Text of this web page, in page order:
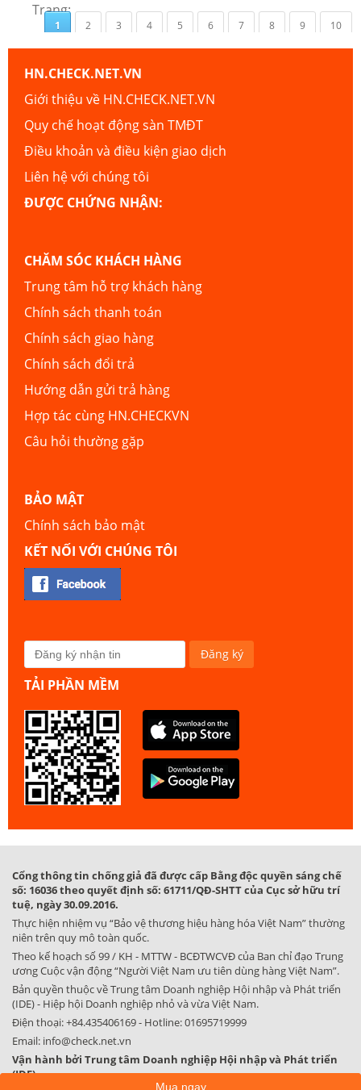
Trang:
1 2 3 4 5 6 7 8 9 10
HN.CHECK.NET.VN
Giới thiệu về HN.CHECK.NET.VN
Quy chế hoạt động sàn TMĐT
Điều khoản và điều kiện giao dịch
Liên hệ với chúng tôi
ĐƯỢC CHỨNG NHẬN:
CHĂM SÓC KHÁCH HÀNG
Trung tâm hỗ trợ khách hàng
Chính sách thanh toán
Chính sách giao hàng
Chính sách đổi trả
Hướng dẫn gửi trả hàng
Hợp tác cùng HN.CHECKVN
Câu hỏi thường gặp
BẢO MẬT
Chính sách bảo mật
KẾT NỐI VỚI CHÚNG TÔI
TẢI PHẦN MỀM
Cổng thông tin chống giả đã được cấp Bằng độc quyền sáng chế
số: 16036 theo quyết định số: 61711/QĐ-SHTT của Cục sở hữu trí
tuệ, ngày 30.09.2016.
Thực hiện nhiệm vụ “Bảo vệ thương hiệu hàng hóa Việt Nam” thường
niên trên quy mô toàn quốc.
Theo kế hoạch số 99 / KH - MTTW - BCĐTWCVĐ của Ban chỉ đạo Trung
ương Cuộc vận động “Người Việt Nam ưu tiên dùng hàng Việt Nam”.
Bản quyền thuộc về Trung tâm Doanh nghiệp Hội nhập và Phát triển
(IDE) - Hiệp hội Doanh nghiệp nhỏ và vừa Việt Nam.
Điện thoại:+84.435406169- Hotline:01695719999
Email: info@check.net.vn
Vận hành bởi Trung tâm Doanh nghiệp Hội nhập và Phát triển
(IDE)